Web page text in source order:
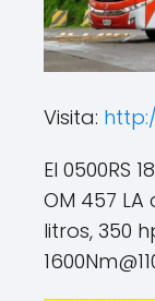
Visita:
El 0500RS
OM 457
litros, 350